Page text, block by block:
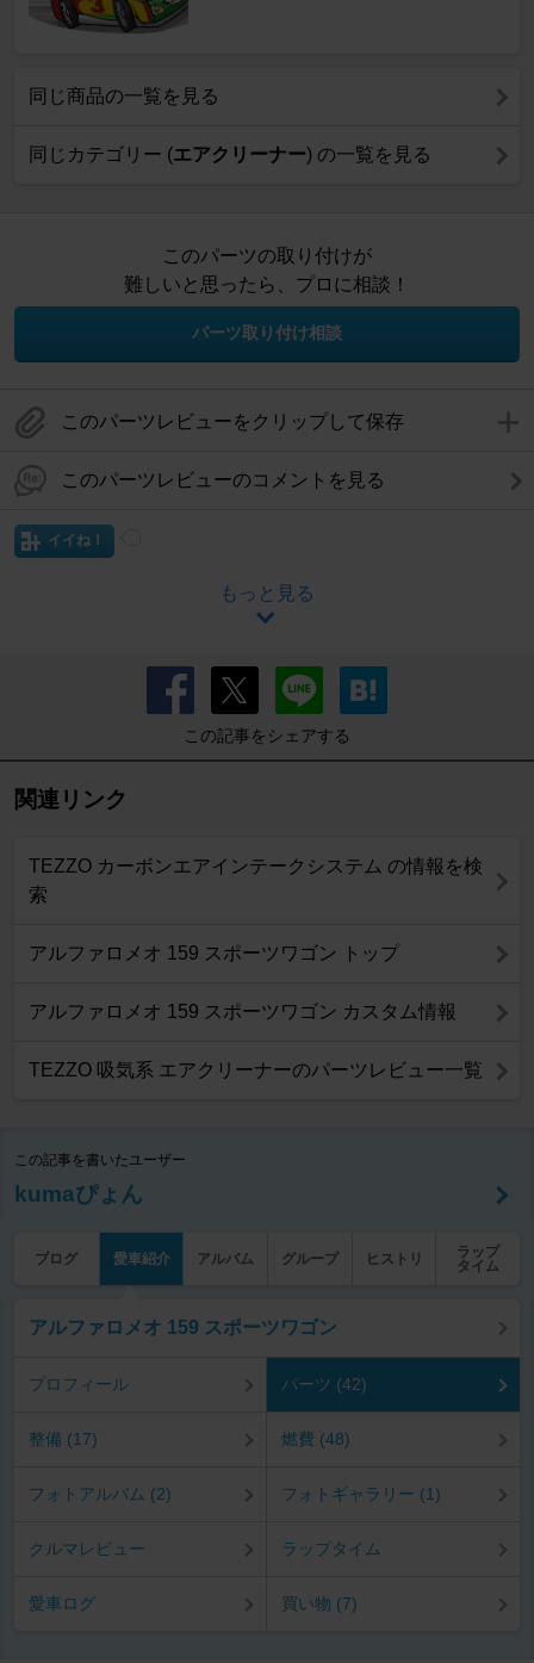
同じ商品の一覧を見る
同じカテゴリー (エアクリーナー) の一覧を見る
このパーツの取り付けが
難しいと思ったら、プロに相談！
パーツ取り付け相談
このパーツレビューをクリップして保存
このパーツレビューのコメントを見る
イイね！
もっと見る
この記事をシェアする
関連リンク
TEZZO カーボンエアインテークシステム の情報を検
索
アルファロメオ 159 スポーツワゴン トップ
アルファロメオ 159 スポーツワゴン カスタム情報
TEZZO 吸気系 エアクリーナーのパーツレビュー一覧
この記事を書いたユーザー
kumaぴょん
ブログ 愛車紹介 アルバム グループ ヒストリ
ラップ
タイム
アルファロメオ 159 スポーツワゴン
プロフィール パーツ (42)
整備 (17) 燃費 (48)
フォトアルバム (2) フォトギャラリー (1)
クルマレビュー ラップタイム
愛車ログ 買い物 (7)